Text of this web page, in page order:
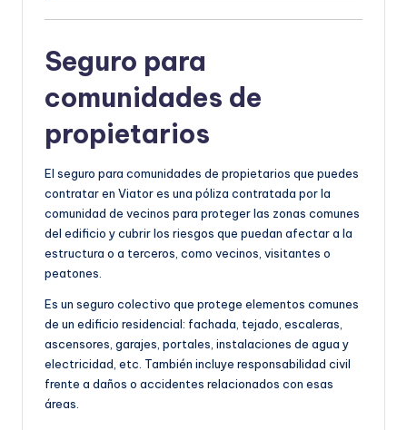
Seguro para
comunidades de
propietarios
El seguro para comunidades de propietarios que puedes
contratar en Viator es una póliza contratada por la
comunidad de vecinos para proteger las zonas comunes
del edificio y cubrir los riesgos que puedan afectar a la
estructura o a terceros, como vecinos, visitantes o
peatones.
Es un seguro colectivo que protege elementos comunes
de un edificio residencial: fachada, tejado, escaleras,
ascensores, garajes, portales, instalaciones de agua y
electricidad, etc. También incluye responsabilidad civil
frente a daños o accidentes relacionados con esas
áreas.